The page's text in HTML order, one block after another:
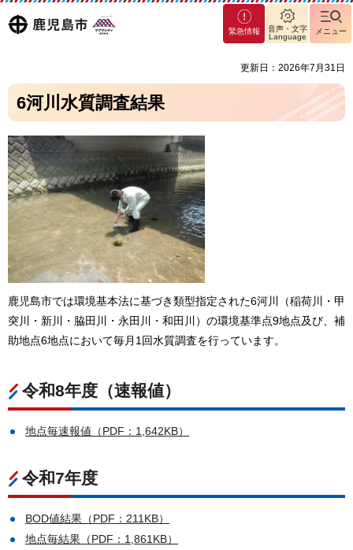
鹿児島
マグ
マシ
島市
緊急情報
音声・文字
Language
メニュー
更新日：2026年7月31日
6河川水質調査結果
鹿児島市では環境基本法に基づき類型指定された6河川（稲荷川・甲
突川・新川・脇田川・永田川・和田川）の環境基準点9地点及び、補
助地点6地点において毎月1回水質調査を行っています。
令和8年度（速報値）
地点毎速報値（PDF：1,642KB）
令和7年度
BOD値結果（PDF：211KB）
地点毎結果（PDF：1,861KB）